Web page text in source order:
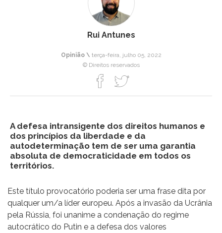
Rui Antunes
Opinião \ terça-feira, julho 05, 2022
© Direitos reservados
A defesa intransigente dos direitos humanos e
dos princípios da liberdade e da
autodeterminação tem de ser uma garantia
absoluta de democraticidade em todos os
territórios.
Este título provocatório poderia ser uma frase dita por
qualquer um/a líder europeu. Após a invasão da Ucrânia
pela Rússia, foi unanime a condenação do regime
autocrático do Putin e a defesa dos valores